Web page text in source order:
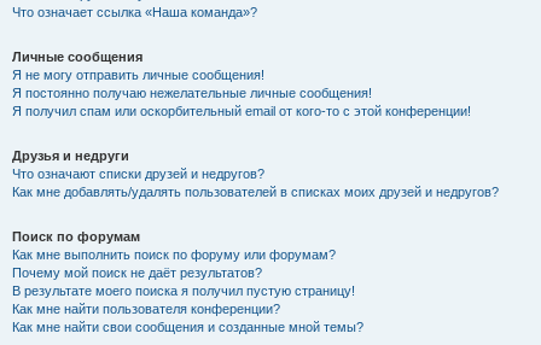
Что означает ссылка «Наша команда»?
Личные сообщения
Я не могу отправить личные сообщения!
Я постоянно получаю нежелательные личные сообщения!
Я получил спам или оскорбительный email от кого-то с этой конференции!
Друзья и недруги
Что означают списки друзей и недругов?
Как мне добавлять/удалять пользователей в списках моих друзей и недругов?
Поиск по форумам
Как мне выполнить поиск по форуму или форумам?
Почему мой поиск не даёт результатов?
В результате моего поиска я получил пустую страницу!
Как мне найти пользователя конференции?
Как мне найти свои сообщения и созданные мной темы?